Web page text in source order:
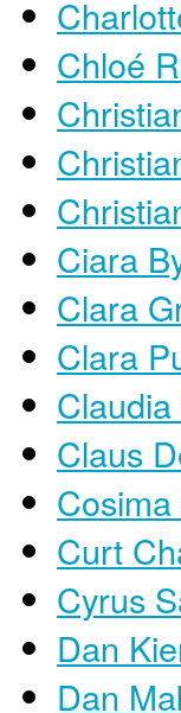
Chloé
Ciara
Clara
Clara
Claus
Curt
Cyrus
Dan
Dan